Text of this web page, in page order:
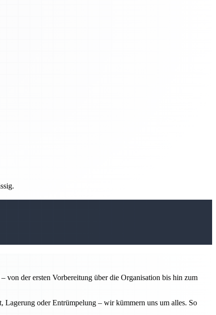
von der ersten Vorbereitung über die Organisation bis hin zum
Lagerung oder Entrümpelung – wir kümmern uns um alles. So